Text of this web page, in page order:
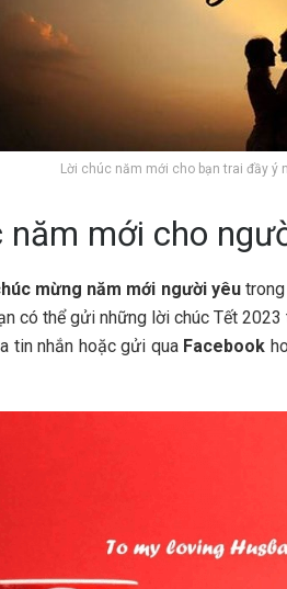
Lời chúc năm mới cho bạn trai đầy ý
năm mới cho
mừng năm mới người yêu
có thể gửi những lời chúc Tết
tin nhắn hoặc gửi qua Facebook